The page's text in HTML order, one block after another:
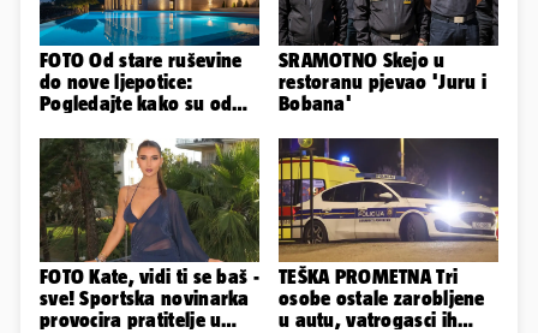
FOTO Od stare ruševine
do nove ljepotice:
Pogledajte kako su od
napravili vilu
SRAMOTNO Skejo u
restoranu pjevao 'Juru i
Bobana'
FOTO Kate, vidi ti se baš -
sve! Sportska novinarka
provocira pratitelje u
TEŠKA PROMETNA Tri
osobe ostale zarobljene
u autu, vatrogasci ih